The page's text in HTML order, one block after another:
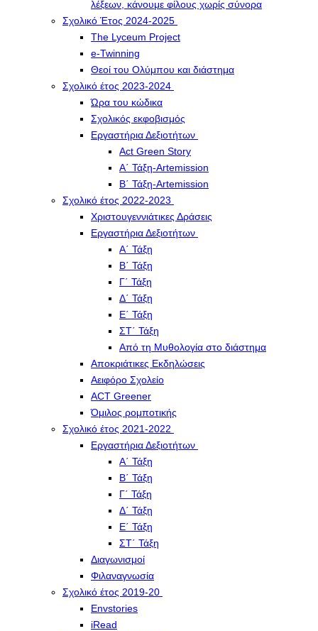
λέξεων, κάνουμε φίλους χωρίς σύνορα
Σχολικό Έτος 2024-2025
The Lyceum Project
e-Twinning
Θεοί του Ολύμπου και διάστημα
Σχολικό έτος 2023-2024
Ώρα του κώδικα
Σχολικός εκφοβισμός
Εργαστήρια Δεξιοτήτων
Act Green Story
Α΄ Τάξη-Artemission
Β΄ Τάξη-Artemission
Σχολικό έτος 2022-2023
Χριστουγεννιάτικες Δράσεις
Εργαστήρια Δεξιοτήτων
Α΄ Τάξη
Β΄ Τάξη
Γ΄ Τάξη
Δ΄ Τάξη
Ε΄ Τάξη
ΣΤ΄ Τάξη
Από τη Μυθολογία στο διάστημα
Αποκριάτικες Εκδηλώσεις
Αειφόρο Σχολείο
ACT Greener
Όμιλος ρομποτικής
Σχολικό έτος 2021-2022
Εργαστήρια Δεξιοτήτων
Α΄ Τάξη
Β΄ Τάξη
Γ΄ Τάξη
Δ΄ Τάξη
Ε΄ Τάξη
ΣΤ΄ Τάξη
Διαγωνισμοί
Φιλαναγνωσία
Σχολικό έτος 2019-20
Envstories
iRead